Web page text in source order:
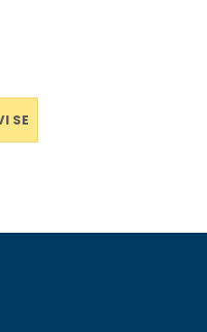
SE